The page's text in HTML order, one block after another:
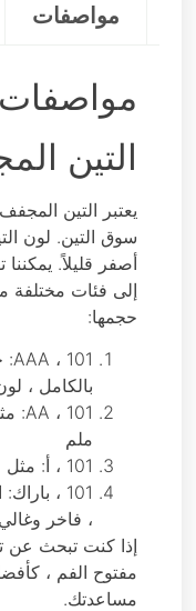
مواصفات
مواصفات
التين
يعتبر التين
سوق التين. لون
أصفر قليلاً.
إلى فئات مختلفة
حجمها:
بالكامل ،
ملم
101 ، أ: مثل 101 AAA بالحجم بين 18-20 مم
101 ،
، فاخر
إذا كنت تبحث عن
مفتوح الفم ،
مساعدتك.